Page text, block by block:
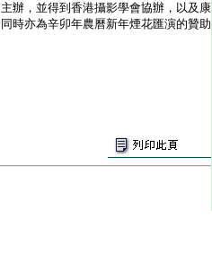
，並得到香港攝影學會協辦，以及康
時亦為辛卯年農曆新年煙花匯演的贊助